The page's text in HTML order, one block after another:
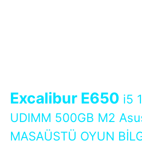
Excalibur E650 i5
UDIMM 500GB M2
MASAÜSTÜ OYUN